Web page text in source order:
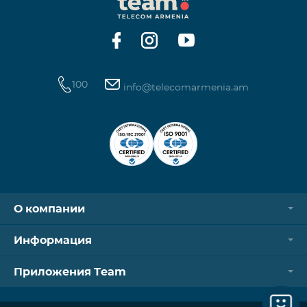
операторов. Для корректной идентификации Wi-
Fi и VPN должны быть отключен
100 info@telecomarmenia.am
О компании
Информация
Приложения Team